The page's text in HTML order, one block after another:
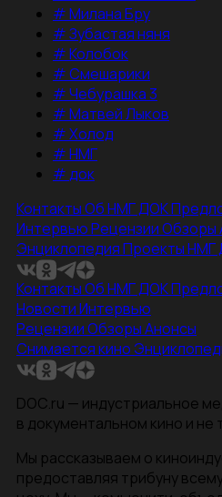
#Милана Бру
#Зубастая няня
#Колобок
#Смешарики
#Чебурашка 3
#Матвей Лыков
#Холод
#НМГ
#док
КонтактыОб НМГ ДОК
ИнтервьюРецензииОбзоры
ЭнциклопедияПроекты НМГ
КонтактыОб НМГ ДОК
НовостиИнтервью
РецензииОбзорыАнонсы
Снимается кино
DOC.ru — индустриальное
в документальном кино и не
Мы рассказываем о
предоставляя трибуну